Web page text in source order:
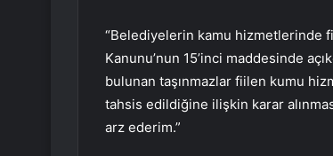
“Belediyelerin kamu hizmetlerinde
Kanunu’nun 15’inci maddesinde
bulunan taşınmazlar fiilen kumu
tahsis edildiğine ilişkin karar
arz ederim.”